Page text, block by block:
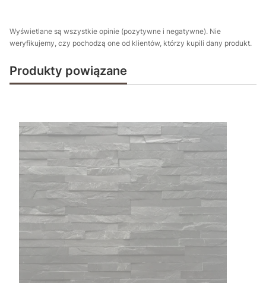
Wyświetlane są wszystkie opinie (pozytywne i negatywne). Nie
weryfikujemy, czy pochodzą one od klientów, którzy kupili dany produkt.
Produkty powiązane